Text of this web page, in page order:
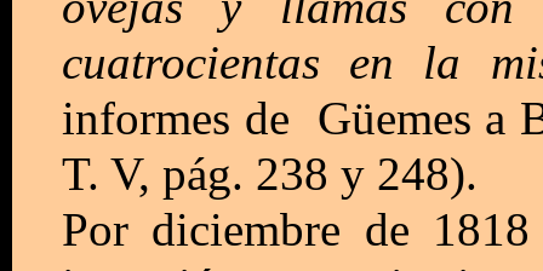
cuatrocientas en la
informes de Güemes a
T. V, pág. 238 y 248).
Por diciembre de